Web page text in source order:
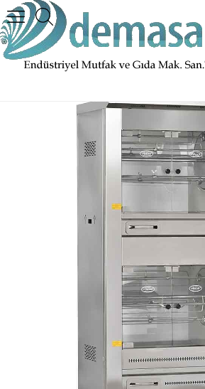
Pimak PI4/M009B Gazlı Tamburlu Piliç Makinesi